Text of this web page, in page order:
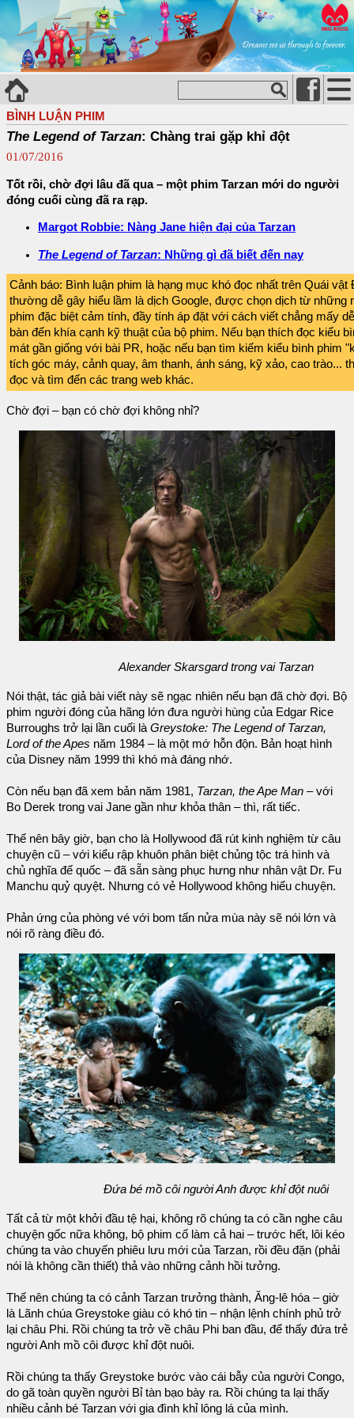
BÌNH LUẬN PHIM
The Legend of Tarzan: Chàng trai gặp khỉ đột
01/07/2016
Tốt rồi, chờ đợi lâu đã qua – một phim Tarzan mới do người
đóng cuối cùng đã ra rạp.
Margot Robbie: Nàng Jane hiện đại của Tarzan
The Legend of Tarzan: Những gì đã biết đến nay
Cảnh báo: Bình luận phim là hạng mục khó đọc nhất trên Quái vật
thường dễ gây hiểu lầm là dịch Google, được chọn dịch từ những
phim đặc biệt cảm tính, đầy tính áp đặt với cách viết chẳng mấy
bàn đến khía cạnh kỹ thuật của bộ phim. Nếu bạn thích đọc kiểu
mát gần giống với bài PR, hoặc nếu bạn tìm kiếm kiểu bình phim
tích góc máy, cảnh quay, âm thanh, ánh sáng, kỹ xảo, cao trào...
đọc và tìm đến các trang web khác.
Chờ đợi – bạn có chờ đợi không nhỉ?
Alexander Skarsgard trong vai Tarzan
Nói thật, tác giả bài viết này sẽ ngạc nhiên nếu bạn đã chờ đợi. Bộ
phim người đóng của hãng lớn đưa người hùng của Edgar Rice
Burroughs trở lại lần cuối làGreystoke: The Legend of Tarzan,
Lord of the Apes năm 1984 – là một mớ hỗn độn. Bản hoạt hình
của Disney năm 1999 thì khó mà đáng nhớ.
Còn nếu bạn đã xem bản năm 1981, Tarzan, the Ape Man – với
Bo Derek trong vai Jane gần như khỏa thân – thì, rất tiếc.
Thế nên bây giờ, bạn cho là Hollywood đã rút kinh nghiệm từ câu
chuyện cũ – với kiểu rập khuôn phân biệt chủng tộc trá hình và
chủ nghĩa đế quốc – đã sẵn sàng phục hưng như nhân vật Dr. Fu
Manchu quỷ quyệt. Nhưng có vẻ Hollywood không hiểu chuyện.
Phản ứng của phòng vé với bom tấn nửa mùa này sẽ nói lớn và
nói rõ ràng điều đó.
Đứa bé mồ côi người Anh được khỉ đột nuôi
Tất cả từ một khởi đầu tệ hại, không rõ chúng ta có cần nghe câu
chuyện gốc nữa không, bộ phim cố làm cả hai – trước hết, lôi kéo
chúng ta vào chuyến phiêu lưu mới của Tarzan, rồi đều đặn (phải
nói là không cần thiết) thả vào những cảnh hồi tưởng.
Thế nên chúng ta có cảnh Tarzan trưởng thành, Ăng-lê hóa – giờ
là Lãnh chúa Greystoke giàu có khó tin – nhận lệnh chính phủ trở
lại châu Phi. Rồi chúng ta trở về châu Phi ban đầu, để thấy đứa trẻ
người Anh mồ côi được khỉ đột nuôi.
Rồi chúng ta thấy Greystoke bước vào cái bẫy của người Congo,
do gã toàn quyền người Bỉ tàn bạo bày ra. Rồi chúng ta lại thấy
nhiều cảnh bé Tarzan với gia đình khỉ lông lá của mình.